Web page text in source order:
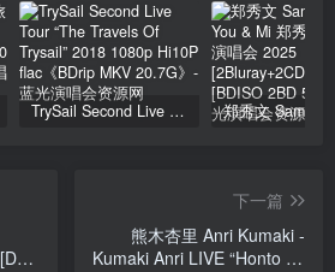
TrySail Second Live Tour “The Travels Of Trysail” 2018 1080p Hi10P flac《BDrip MKV 20.7G》
下一篇
熊木杏里 Anri Kumaki -
Kumaki Anri LIVE “Honto no